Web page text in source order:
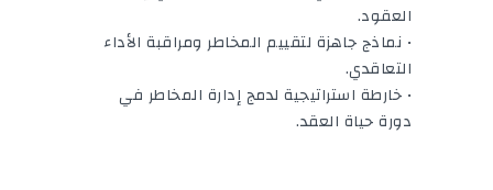
العقود.
• نماذج جاهزة لتقييم المخاطر ومراقبة الأداء
التعاقدي.
• خارطة استراتيجية لدمج إدارة المخاطر في
دورة حياة العقد.